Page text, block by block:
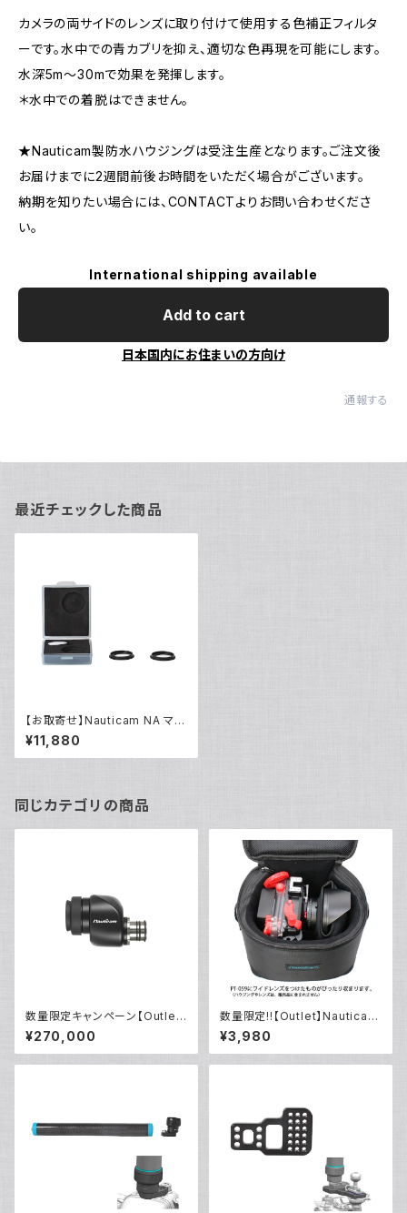
カメラの両サイドのレンズに取り付けて使用する色補正フィルタ
ーです。水中での青カブリを抑え、適切な色再現を可能にします。
水深5m～30mで効果を発揮します。
＊水中での着脱はできません。
★Nauticam製防水ハウジングは受注生産となります。ご注文後
お届けまでに2週間前後お時間をいただく場合がございます。
納期を知りたい場合には、CONTACTよりお問い合わせくださ
い。
International shipping available
Add to cart
日本国内にお住まいの方向け
通報する
最近チェックした商品
【お取寄せ】Nauticam NA マジ
ックオートフィルターセット [218
09]
¥11,880
同じカテゴリの商品
数量限定キャンペーン【Outlet/
展示使用品】Nauticam NA ウ
ルトラビューファインダー180 ×
0.8 [21400]
¥270,000
数量限定!!【Outlet】Nauticam
NA ハウジングキャリングバッグ
MS
¥3,980